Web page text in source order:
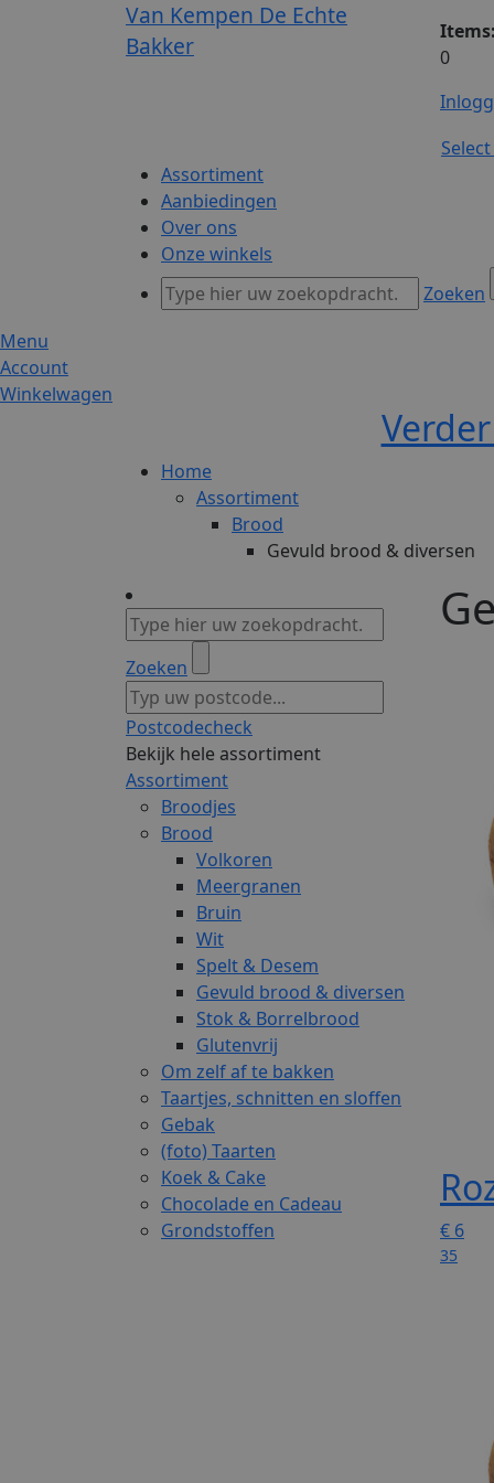
Van Kempen De Echte
Bakker
0
Assortiment
Aanbiedingen
Over ons
Onze winkels
Zoeken
Menu
Account
Winkelwagen
Home
Assortiment
Brood
Gevuld brood & diversen
Zoeken
Postcodecheck
Bekijk hele assortiment
Assortiment
Broodjes
Brood
Volkoren
Meergranen
Bruin
Wit
Spelt & Desem
Gevuld brood & diversen
Stok & Borrelbrood
Glutenvrij
Om zelf af te bakken
Taartjes, schnitten en sloffen
Gebak
(foto) Taarten
Koek & Cake
Chocolade en Cadeau
Grondstoffen
€ 6
35